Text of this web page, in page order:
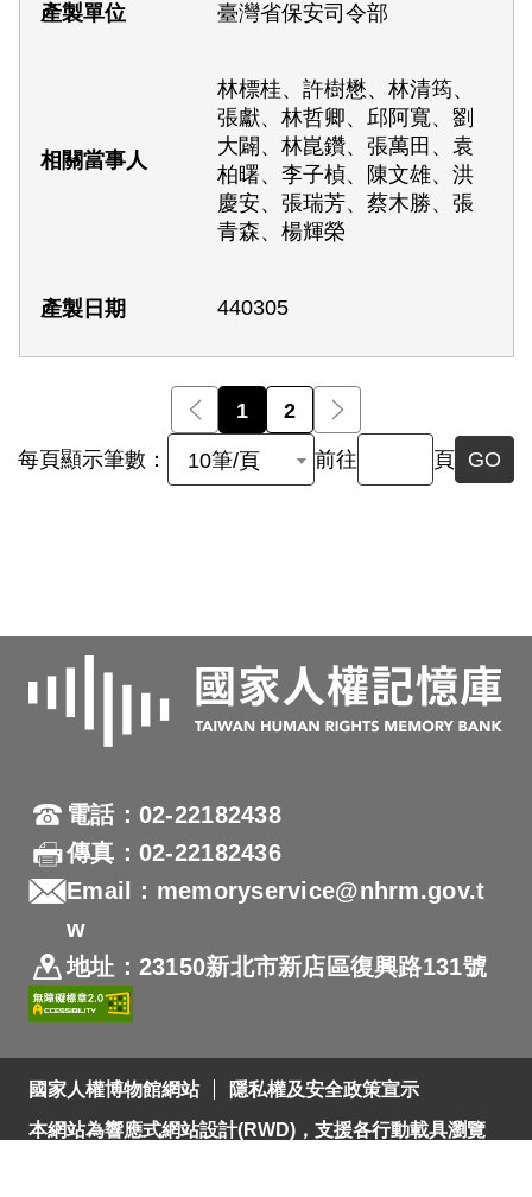
臺灣省保安司令部
林標桂、許樹懋、林清筠、
張獻、林哲卿、邱阿寬、劉
大闢、林崑鑽、張萬田、袁
柏曙、李子楨、陳文雄、洪
慶安、張瑞芳、蔡木勝、張
青森、楊輝榮
440305
前一頁
1 2
每頁顯示筆數： 10筆/頁 前往 頁 GO
電話：02-22182438
傳真：02-22182436
Email：memoryservice@nhrm.gov.t
w
地址：23150新北市新店區復興路131號
國家人權博物館網站
隱私權及安全政策宣示
本網站為響應式網站設計(RWD)，支援各行動載具瀏覽